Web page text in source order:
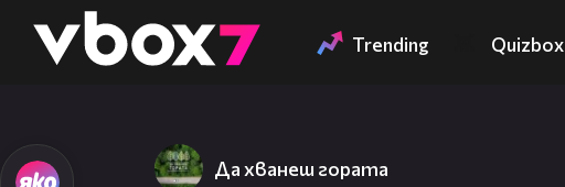
👾 Trending Quizbox
Да хванеш гората